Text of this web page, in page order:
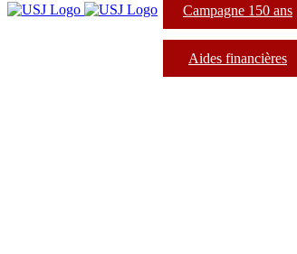
Campagne 150 ans
Aides financières